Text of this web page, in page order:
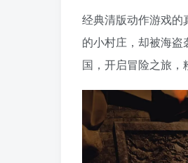
经典清版动作游戏
的小村庄，却被海
国，开启冒险之旅，